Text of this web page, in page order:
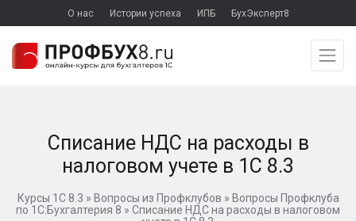
О нас Истории успеха ИПБ БухЭксперт8
Списание НДС на расходы в
налоговом учете в 1С 8.3
Курсы 1С 8.3 » Вопросы из Профклубов » Вопросы Профклуба
по 1С:Бухгалтерия 8 » Списание НДС на расходы в налоговом